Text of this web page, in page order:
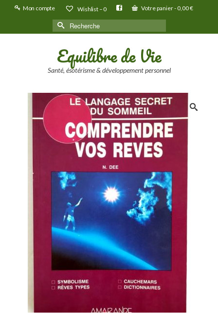
Mon compte Wishlist –0 Votre panier-0,00€
Rechercher :
Equilibre de Vie
Santé, ésotérisme & développement personnel